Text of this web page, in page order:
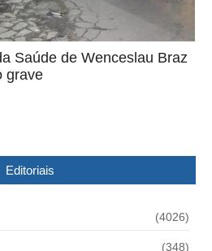
Saúde de Wenceslau Braz
grave
Editoriais
(4026)
(348)